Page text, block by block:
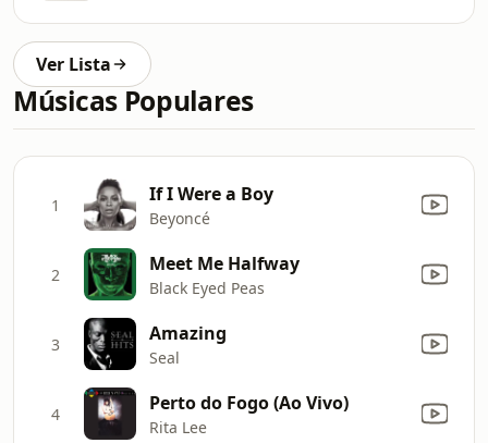
Ver Lista
Músicas Populares
1 If I Were a Boy
Beyoncé
2 Meet Me Halfway
Black Eyed Peas
3 Amazing
Seal
4 Perto do Fogo (Ao Vivo)
Rita Lee